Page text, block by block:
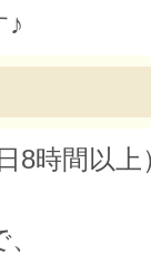
♪
8時間以上